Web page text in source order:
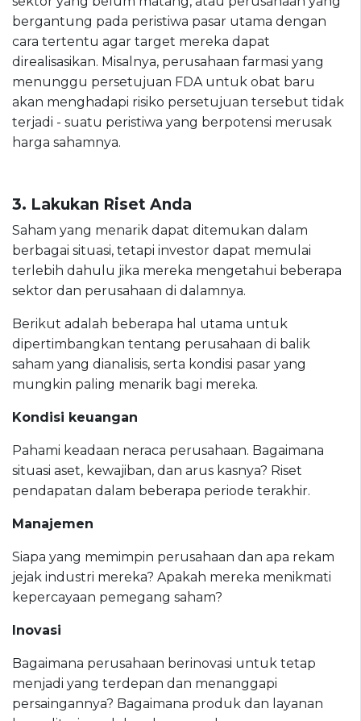
bergantung pada peristiwa pasar utama dengan
cara tertentu agar target mereka dapat
direalisasikan. Misalnya, perusahaan farmasi yang
menunggu persetujuan FDA untuk obat baru
akan menghadapi risiko persetujuan tersebut tidak
terjadi - suatu peristiwa yang berpotensi merusak
harga sahamnya.
3. Lakukan Riset Anda
Saham yang menarik dapat ditemukan dalam
berbagai situasi, tetapi investor dapat memulai
terlebih dahulu jika mereka mengetahui beberapa
sektor dan perusahaan di dalamnya.
Berikut adalah beberapa hal utama untuk
dipertimbangkan tentang perusahaan di balik
saham yang dianalisis, serta kondisi pasar yang
mungkin paling menarik bagi mereka.
Kondisi keuangan
Pahami keadaan neraca perusahaan. Bagaimana
situasi aset, kewajiban, dan arus kasnya? Riset
pendapatan dalam beberapa periode terakhir.
Manajemen
Siapa yang memimpin perusahaan dan apa rekam
jejak industri mereka? Apakah mereka menikmati
kepercayaan pemegang saham?
Inovasi
Bagaimana perusahaan berinovasi untuk tetap
menjadi yang terdepan dan menanggapi
persaingannya? Bagaimana produk dan layanan